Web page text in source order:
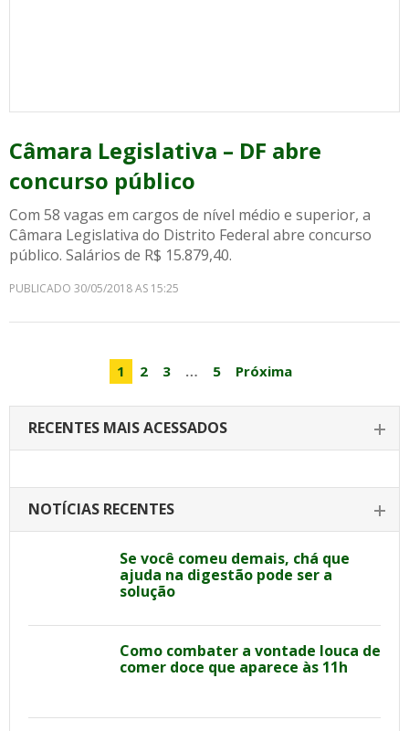
Câmara Legislativa – DF abre
concurso público
Com 58 vagas em cargos de nível médio e superior, a
Câmara Legislativa do Distrito Federal abre concurso
público. Salários de R$ 15.879,40.
PUBLICADO 30/05/2018 AS 15:25
1 2 3 … 5 Próxima
RECENTES MAIS ACESSADOS
NOTÍCIAS RECENTES
Se você comeu demais, chá que
ajuda na digestão pode ser a
solução
Como combater a vontade louca de
comer doce que aparece às 11h